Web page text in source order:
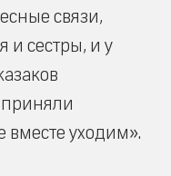
связи,
и сестры, и у
приняли
вместе уходим».